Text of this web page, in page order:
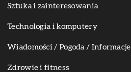
Sztuka i zainteresowania
Technologia i komputery
Wiadomości / Pogoda / Informacje
Zdrowie i fitness